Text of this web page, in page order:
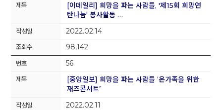
[이데일리] 희망을 파는 사람들, '제15회 희망연
탄나눔' 봉사활동 …
2022.02.14
98,142
56
[중앙일보] 희망을 파는 사람들 ‘온가족을 위한
재즈콘서트’
2022.02.11